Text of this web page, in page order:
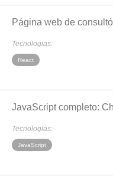
Página web de
Tecnologias:
React
JavaScript completo:
Tecnologias:
JavaScript